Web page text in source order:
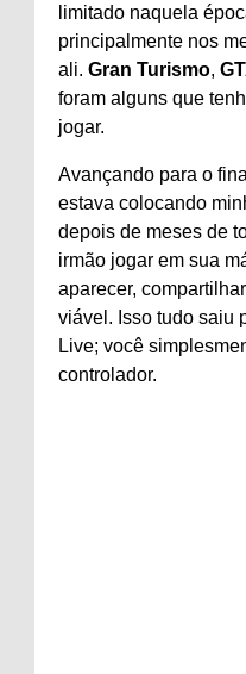
limitado naquela
principalmente nos
ali. Gran Turismo,
foram alguns que
jogar.
Avançando para o
estava colocando
depois de meses de
irmão jogar em sua
aparecer,
viável. Isso tudo saiu
Live; você
controlador.